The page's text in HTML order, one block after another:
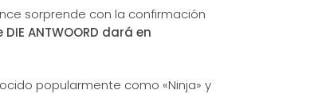
sorprende con la confirmación
ANTWOORD dará en
popularmente como «Ninja» y